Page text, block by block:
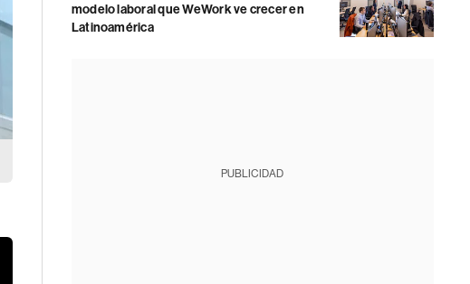
modelo laboral que WeWork ve crecer en
Latinoamérica
PUBLICIDAD